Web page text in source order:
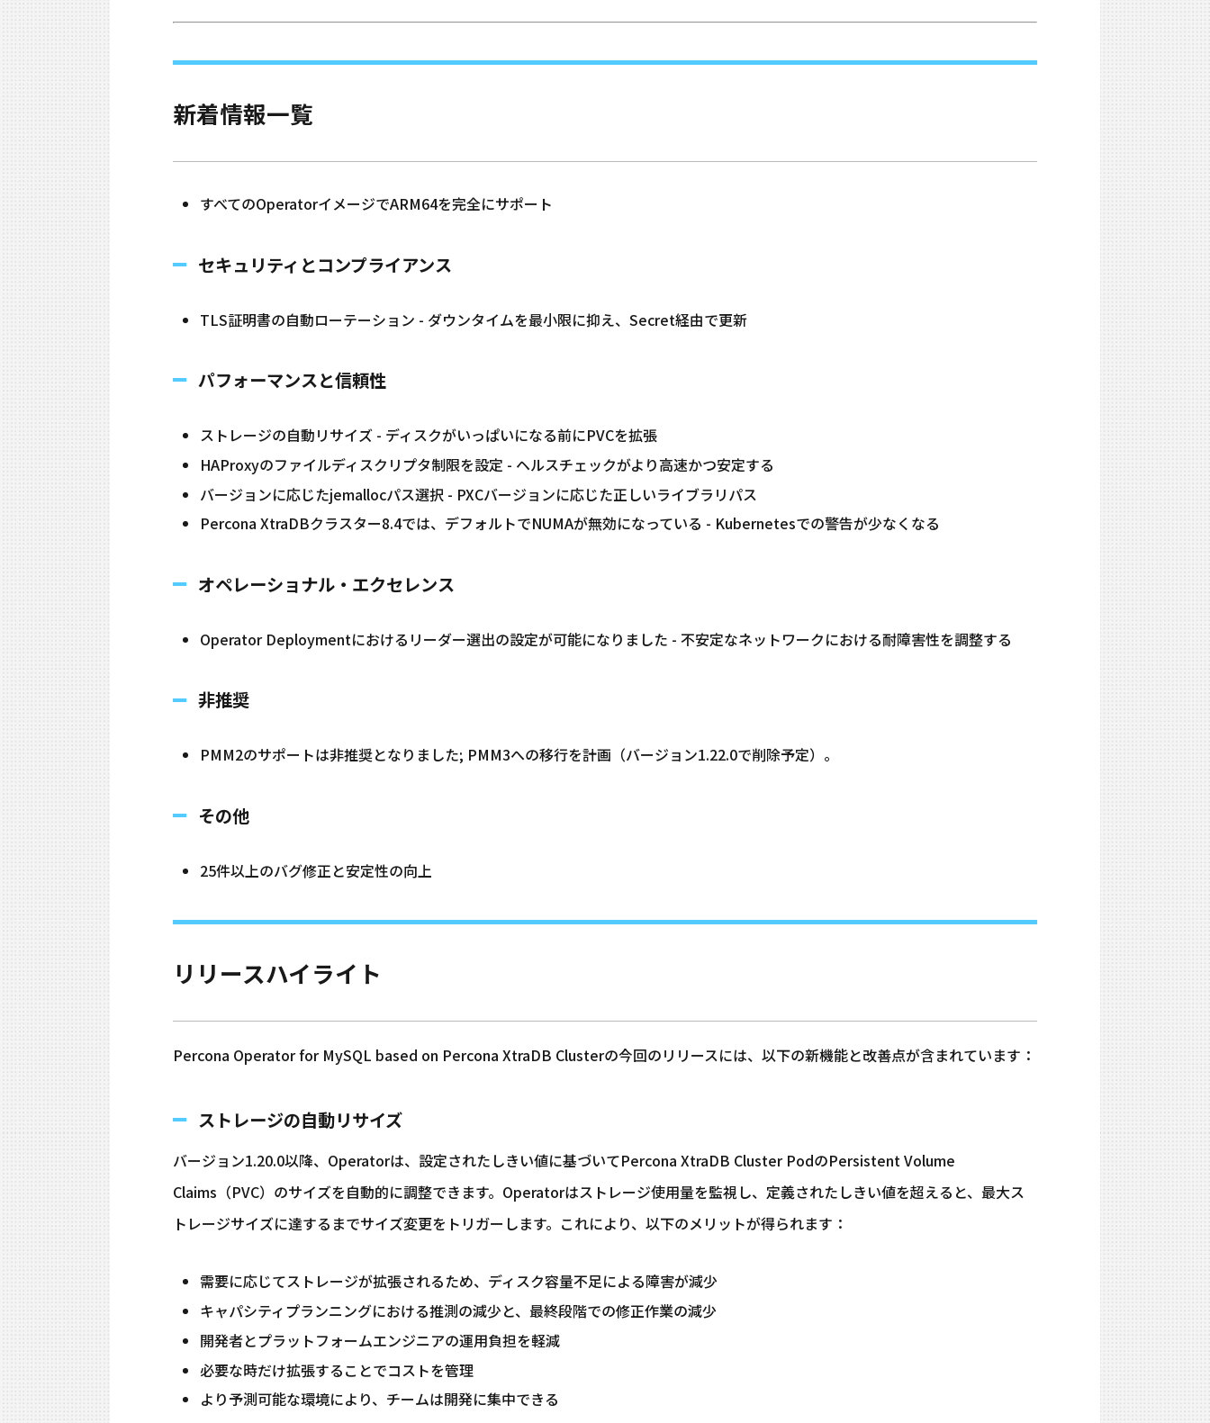
新着情報一覧
すべてのOperatorイメージでARM64を完全にサポート
セキュリティとコンプライアンス
TLS証明書の自動ローテーション - ダウンタイムを最小限に抑え、Secret経由で更新
パフォーマンスと信頼性
ストレージの自動リサイズ - ディスクがいっぱいになる前にPVCを拡張
HAProxyのファイルディスクリプタ制限を設定 - ヘルスチェックがより高速かつ安定する
バージョンに応じたjemallocパス選択 - PXCバージョンに応じた正しいライブラリパス
Percona XtraDBクラスター8.4では、デフォルトでNUMAが無効になっている - Kubernetesでの警告が少なくなる
オペレーショナル・エクセレンス
Operator Deploymentにおけるリーダー選出の設定が可能になりました - 不安定なネットワークにおける耐障害性を調整する
非推奨
PMM2のサポートは非​​推奨となりました; PMM3への移行を計画（バージョン1.22.0で削除予定）。
その他
25件以上のバグ修正と安定性の向上
リリースハイライト
Percona Operator for MySQL based on Percona XtraDB Clusterの今回のリリースには、以下の新機能と改善点が含まれています：
ストレージの自動リサイズ
バージョン1.20.0以降、Operatorは、設定されたしきい値に基づいてPercona XtraDB Cluster PodのPersistent Volume
Claims（PVC）のサイズを自動的に調整できます。Operatorはストレージ使用量を監視し、定義されたしきい値を超えると、最大ス
トレージサイズに達するまでサイズ変更をトリガーします。これにより、以下のメリットが得られます：
需要に応じてストレージが拡張されるため、ディスク容量不足による障害が減少
キャパシティプランニングにおける推測の減少と、最終段階での修正作業の減少
開発者とプラットフォームエンジニアの運用負担を軽減
必要な時だけ拡張することでコストを管理
より予測可能な環境により、チームは開発に集中できる